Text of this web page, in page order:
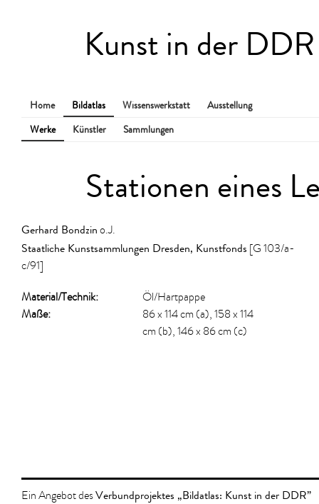
Kunst in der DDR
Home Bildatlas Wissenswerkstatt
Ausstellung
Werke
Künstler Sammlungen
Stationen eines
Gerhard Bondzin o.J.
Staatliche Kunstsammlungen Dresden, Kunstfonds [G 103/a-
c/91]
Material/​Technik:
Öl/Hartpappe
Maße:
86 x 114 cm (a), 158 x 114
cm (b), 146 x 86 cm (c)
Ein Angebot desVerbundprojektes „Bildatlas: Kunst in der DDR”